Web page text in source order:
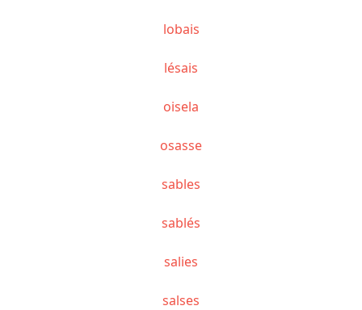
lobais
lésais
oisela
osasse
sables
sablés
salies
salses